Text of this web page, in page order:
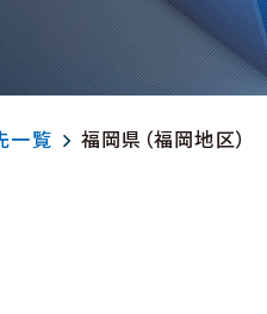
一覧 福岡県（福岡地区）